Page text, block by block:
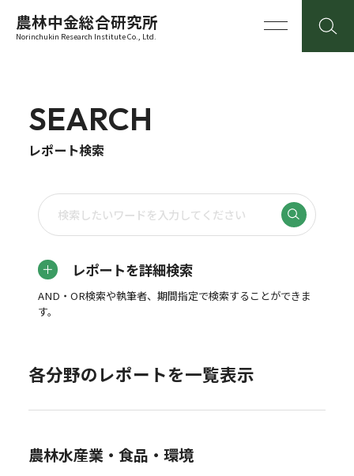
農林中金総合研究所
Norinchukin Research Institute Co., Ltd.
SEARCH
レポート検索
レポートを詳細検索
AND・OR検索や執筆者、期間指定で検索することができま
す。
各分野のレポートを一覧表示
農林水産業・食品・環境